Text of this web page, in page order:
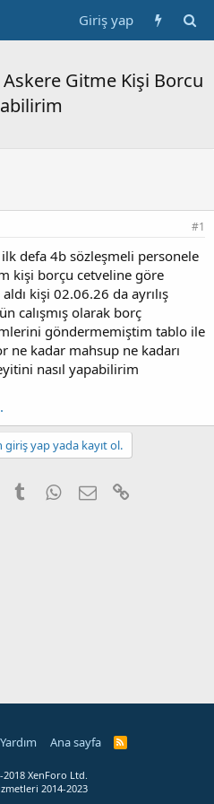
Giriş yap
Gitme Kişi Borcu
#1
defa 4b sözleşmeli personele
kişi borçu cetveline göre
kişi 02.06.26 da ayrılış
calışmış olarak borç
göndermemiştim tablo ile
ne kadar mahsup ne kadarı
nasıl yapabilirim
giriş yap yada kayıt ol.
PinterestTumblrWhatsApp
E-posta
Yardım Ana sayfa
XenForo Ltd.
2014-2023